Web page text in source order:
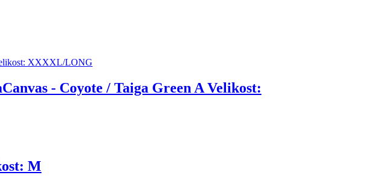
- Coyote / Taiga Green A Velikost:
M